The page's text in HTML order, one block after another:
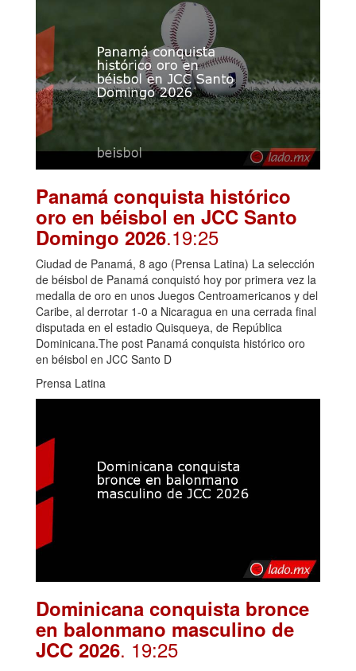
Panamá conquista histórico
oro en béisbol en JCC Santo
Domingo 2026.19:25
Ciudad de Panamá, 8 ago (Prensa Latina) La selección
de béisbol de Panamá conquistó hoy por primera vez la
medalla de oro en unos Juegos Centroamericanos y del
Caribe, al derrotar 1-0 a Nicaragua en una cerrada final
disputada en el estadio Quisqueya, de República
Dominicana.The post Panamá conquista histórico oro
en béisbol en JCC Santo D
Prensa Latina
Dominicana conquista bronce
en balonmano masculino de
JCC 2026. 19:25